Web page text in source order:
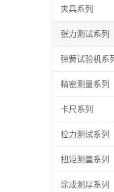
夹具系列
张力测试系列
弹簧试验机系
精密测量系列
卡尺系列
拉力测试系列
扭矩测量系列
涂成测厚系列